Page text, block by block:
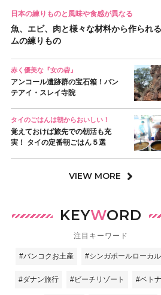
日本の練りものと風味や食感が異なる
魚、エビ、肉と様々な材料から作られ
ムの練りもの
赤く優美な『女の砦』
アンコール遺跡群の宝石箱！バン
テアイ・スレイ寺院
タイのごはんは朝からおいしい！
覚えておけば旅先での朝活も充
実！ タイの定番朝ごはん５選
VIEW MORE
KEYWORD
注目キーワード
#バンコクお土産 #シンガポールローカ
#ダナン旅行 #ビーチリゾート #ベト